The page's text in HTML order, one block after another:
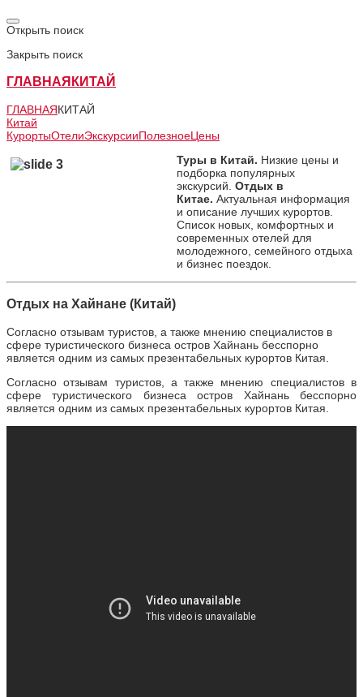
Открыть поиск
Закрыть поиск
ГЛАВНАЯ КИТАЙ
ГЛАВНАЯКИТАЙ
Китай
КурортыОтелиЭкскурсииПолезноеЦены
Туры в Китай. Низкие цены и
подборка популярных
экскурсий. Отдых в
Китае. Актуальная информация
и описание лучших курортов.
Список новых, комфортных и
современных отелей для
молодежного, семейного отдыха
и бизнес поездок.
Отдых на Хайнане (Китай)
Согласно отзывам туристов, а также мнению специалистов в
сфере туристического бизнеса остров Хайнань бесспорно
является одним из самых презентабельных курортов Китая.
Согласно отзывам туристов, а также мнению специалистов в
сфере туристического бизнеса остров Хайнань бесспорно
является одним из самых презентабельных курортов Китая.